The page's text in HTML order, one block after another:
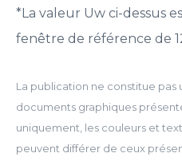
*La valeur Uw ci-dessus
fenêtre de référence de
La publication ne constitue
documents graphiques
uniquement, les couleurs et
peuvent différer de ceux